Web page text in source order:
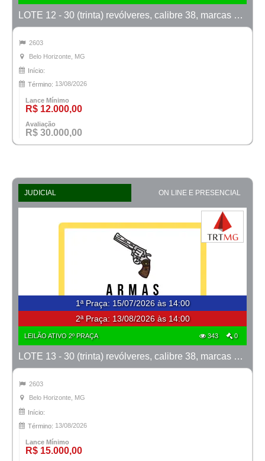
LOTE 12 - 30 (trinta) revólveres, calibre 38, marcas Taurus e Rossi
2603
Belo Horizonte, MG
Início:
Término: 13/08/2026
Lance Mínimo
R$ 12.000,00
Avaliação
R$ 30.000,00
JUDICIAL ON LINE E PRESENCIAL
1ª Praça: 15/07/2026 às 14:00
2ª Praça: 13/08/2026 às 14:00
LEILÃO ATIVO 2º PRAÇA 343 0
LOTE 13 - 30 (trinta) revólveres, calibre 38, marcas Taurus e Rossi
2603
Belo Horizonte, MG
Início:
Término: 13/08/2026
Lance Mínimo
R$ 15.000,00